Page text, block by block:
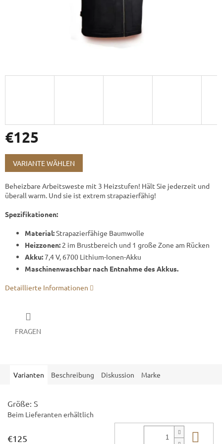
€125
Verkaufspreis:
VARIANTE WÄHLEN
Beheizbare Arbeitsweste mit 3 Heizstufen! Hält Sie jederzeit und
überall warm. Und sie ist extrem strapazierfähig!
Spezifikationen:
Material:Strapazierfähige Baumwolle
Heizzonen: 2 im Brustbereich und 1 große Zone am Rücken
Akku:7,4 V, 6700 Lithium-Ionen-Akku
Maschinenwaschbar nach Entnahme des Akkus.
Detaillierte Informationen
FRAGEN
Varianten Beschreibung Diskussion Marke
Größe: S
Beim Lieferanten erhältlich
€125